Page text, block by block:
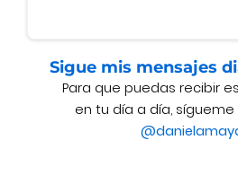
Sigue mis mensajes
Para que puedas recibir
en tu día a día,